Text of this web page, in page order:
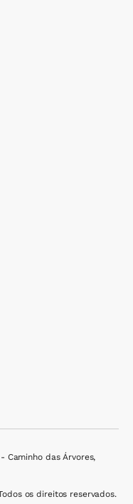
Caminho das Árvores,
os direitos reservados.